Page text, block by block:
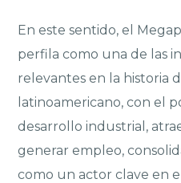
En este sentido, el
perfila como una de las
relevantes en la historia
latinoamericano, con el
desarrollo industrial,
generar empleo,
como un actor clave en